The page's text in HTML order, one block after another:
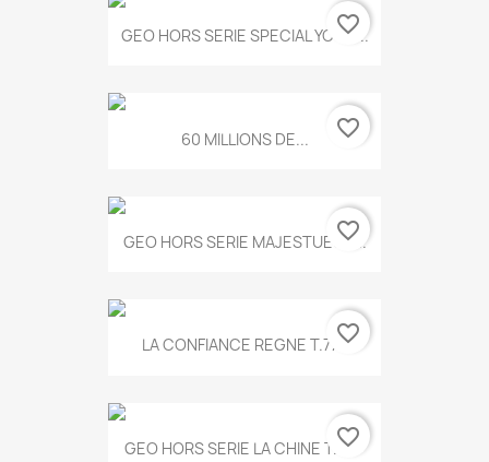
GEO HORS SERIE SPECIAL YOGA...
favorite_border
60 MILLIONS DE... favorite_border
GEO HORS SERIE MAJESTUEUX...
favorite_border
LA CONFIANCE REGNE T.778favorite_border
GEO HORS SERIE LA CHINE T.497
favorite_border